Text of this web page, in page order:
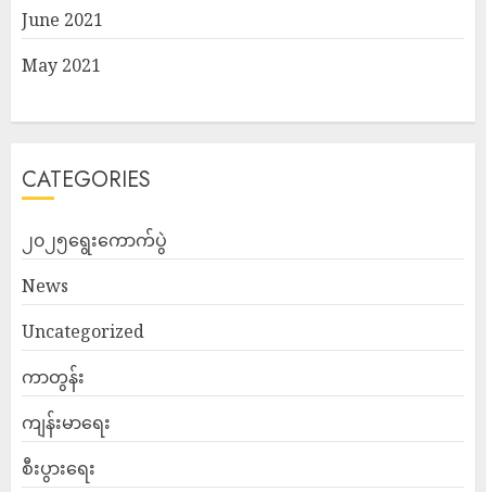
June 2021
May 2021
CATEGORIES
၂၀၂၅ရွေးကောက်ပွဲ
News
Uncategorized
ကာတွန်း
ကျန်းမာရေး
စီးပွားရေး